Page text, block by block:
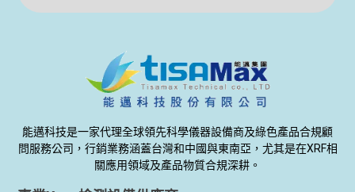
能邁科技是一家代理全球領先科學儀器設備商及綠色產品合規顧
問服務公司，行銷業務涵蓋台灣和中國與東南亞，尤其是在XRF相
關應用領域及產品物質合規深耕。